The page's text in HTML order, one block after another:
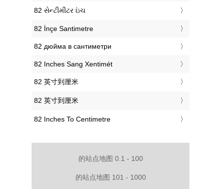
‎82 સેન્ટીમીટર ઇંચ
‎82 İnçe Santimetre
‎82 дюйма в сантиметри
‎82 Inches Sang Xentimét
‎82 英寸到厘米
‎82 英寸到厘米
‎82 Inches To Centimetre
的站点地图 0.1 - 100
的站点地图 101 - 1000